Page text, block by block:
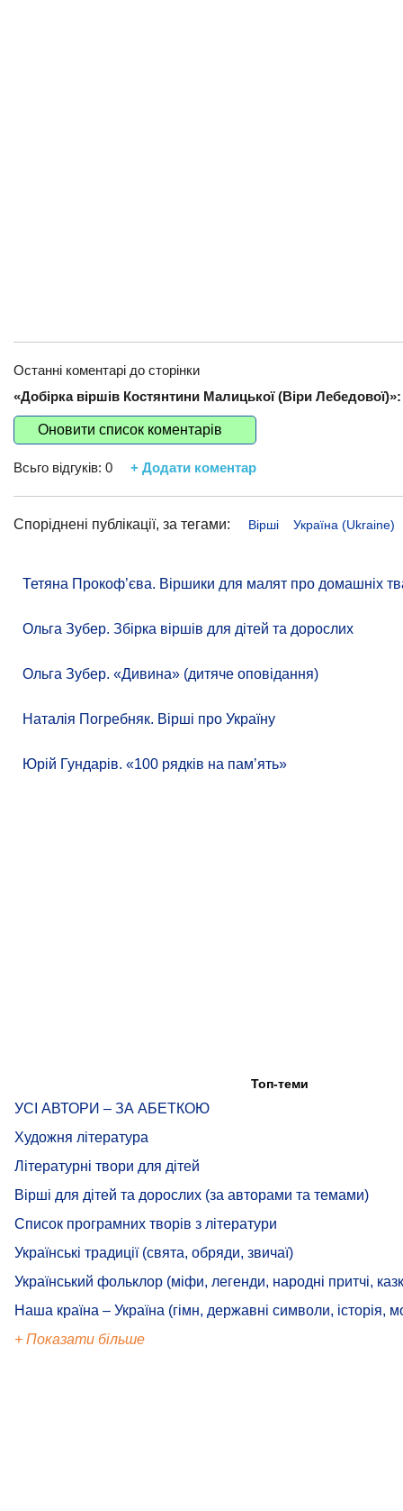
Останні коментарі до сторінки
«Добірка віршів Костянтини Малицької (Віри Лебедової)»:
Оновити список коментарів
Всьго відгуків: 0 + Додати коментар
Споріднені публікації, за тегами: Вірші Україна (Ukraine)
Тетяна Прокоф’єва. Віршики для малят про домашніх
Ольга Зубер. Збірка віршів для дітей та дорослих
Ольга Зубер. «Дивина» (дитяче оповідання)
Наталія Погребняк. Вірші про Україну
Юрій Гундарів. «100 рядків на памʼять»
Топ-теми
УСІ АВТОРИ – ЗА АБЕТКОЮ
Художня література
Літературні твори для дітей
Вірші для дітей та дорослих (за авторами та темами)
Список програмних творів з літератури
Українські традиції (свята, обряди, звичаї)
Український фольклор (міфи, легенди, народні притчі,
Наша країна – Україна (гімн, державні символи, історія,
+ Показати більше